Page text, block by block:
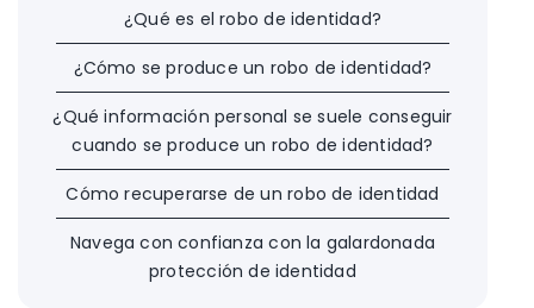
¿Qué es el robo de identidad?
¿Cómo se produce un robo de identidad?
¿Qué información personal se suele conseguir
cuando se produce un robo de identidad?
Cómo recuperarse de un robo de identidad
Navega con confianza con la galardonada
protección de identidad